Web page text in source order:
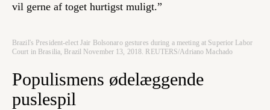
vil gerne af toget hurtigst muligt.”
Brazil's President-elect Jair Bolsonaro gestures during a meeting at Superior Labor
Court in Brasilia, Brazil November 13, 2018. REUTERS/Adriano Machado
Populismens ødelæggende
puslespil